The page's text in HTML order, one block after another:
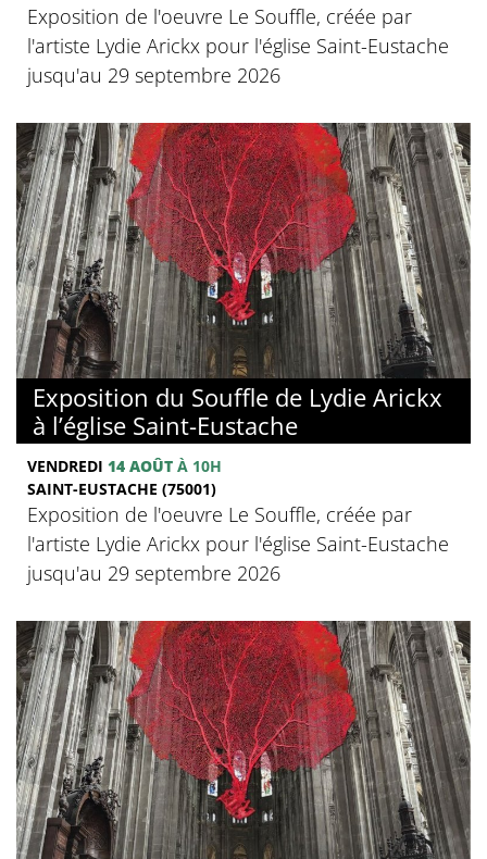
Exposition de l'oeuvre Le Souffle, créée par
l'artiste Lydie Arickx pour l'église Saint-Eustache
jusqu'au 29 septembre 2026
Exposition du Souffle de Lydie Arickx
à l’église Saint-Eustache
VENDREDI 14 AOÛT À 10H
SAINT-EUSTACHE (75001)
Exposition de l'oeuvre Le Souffle, créée par
l'artiste Lydie Arickx pour l'église Saint-Eustache
jusqu'au 29 septembre 2026